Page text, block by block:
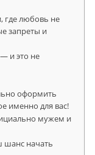
где любовь не
запреты и
и это не
оформить
именно для вас!
мужем и
шанс начать